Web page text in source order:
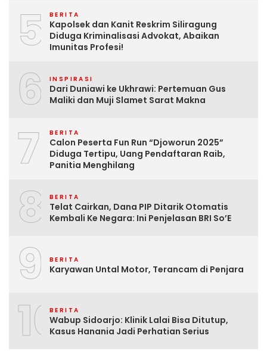
5 BERITA
Kapolsek dan Kanit Reskrim Siliragung
Diduga Kriminalisasi Advokat, Abaikan
Imunitas Profesi!
6 INSPIRASI
Dari Duniawi ke Ukhrawi: Pertemuan Gus
Maliki dan Muji Slamet Sarat Makna
7 BERITA
Calon Peserta Fun Run “Djoworun 2025”
Diduga Tertipu, Uang Pendaftaran Raib,
Panitia Menghilang
8 BERITA
Telat Cairkan, Dana PIP Ditarik Otomatis
Kembali Ke Negara: Ini Penjelasan BRI So’E
9 BERITA
Karyawan Untal Motor, Terancam di Penjara
10BERITA
Wabup Sidoarjo: Klinik Lalai Bisa Ditutup,
Kasus Hanania Jadi Perhatian Serius